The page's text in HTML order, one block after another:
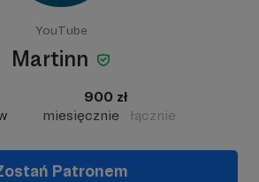
YouTube
Martinn
900 zł
miesięcznie
łącznie
Patronem